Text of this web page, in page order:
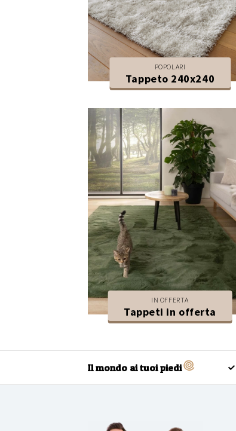
POPOLARI
Tappeto 240x240
IN OFFERTA
Tappeti in offerta
Il mondo ai tuoi piedi